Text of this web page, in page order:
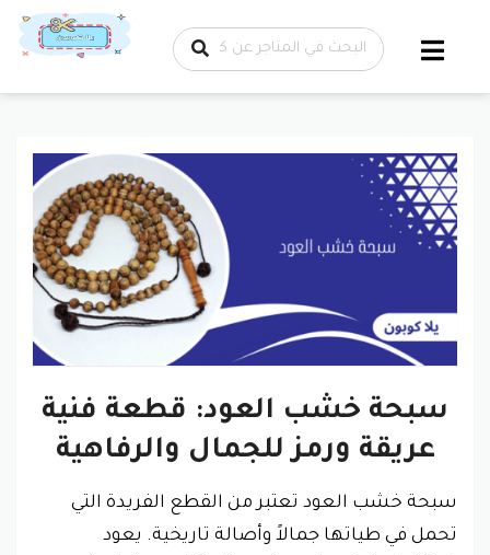
تخطي إلى
المحتوى
سبحة خشب العود: قطعة فنية
عريقة ورمز للجمال والرفاهية
سبحة خشب العود تعتبر من القطع الفريدة التي
تحمل في طياتها جمالاً وأصالة تاريخية. يعود